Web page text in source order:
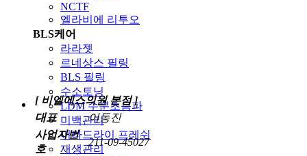
NCTF
엘라비에 리투오
BLS케어
라라젯
르네상스 필링
BLS 필링
수소토닝
LDM 수분초음파
미백관리
미라드라이 프레쉬
재생관리
[ 비엘에스의원 본점 ]
대표
이동진
사업자번
호
211-09-45027